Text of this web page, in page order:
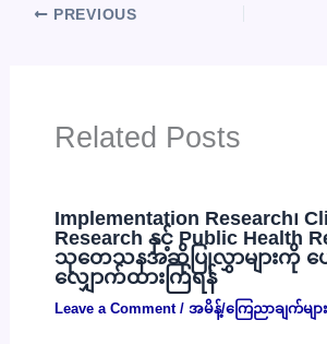
PREVIOUS
Related Posts
Implementation Research၊
Research နှင့် Public Health
သုတေသနအဆိုပြုလွှာများကို ပေ
လျှောက်ထားကြရန်
Leave a Comment / အမိန့်/ကြေညာချက်များ